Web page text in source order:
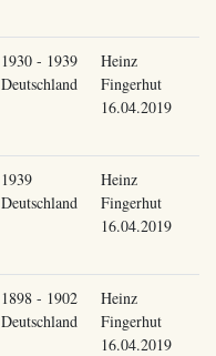
1930 - 1939
Deutschland
Heinz
Fingerhut
16.04.2019
1939
Deutschland
Heinz
Fingerhut
16.04.2019
1898 - 1902
Deutschland
Heinz
Fingerhut
16.04.2019